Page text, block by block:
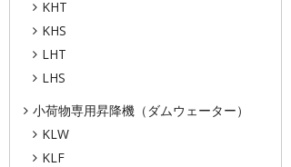
KHT
KHS
LHT
LHS
小荷物専用昇降機（ダムウェーター）
KLW
KLF